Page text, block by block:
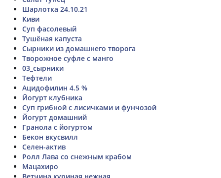
Шарлотка 24.10.21
Киви
Суп фасолевый
Тушёная капуста
Сырники из домашнего творога
Творожное суфле с манго
03_сырники
Тефтели
Ацидофилин 4.5 %
Йогурт клубника
Суп грибной с лисичками и фунчозой
Йогурт домашний
Гранола с йогуртом
Бекон вкусвилл
Селен-актив
Ролл Лава со снежным крабом
Мацахиро